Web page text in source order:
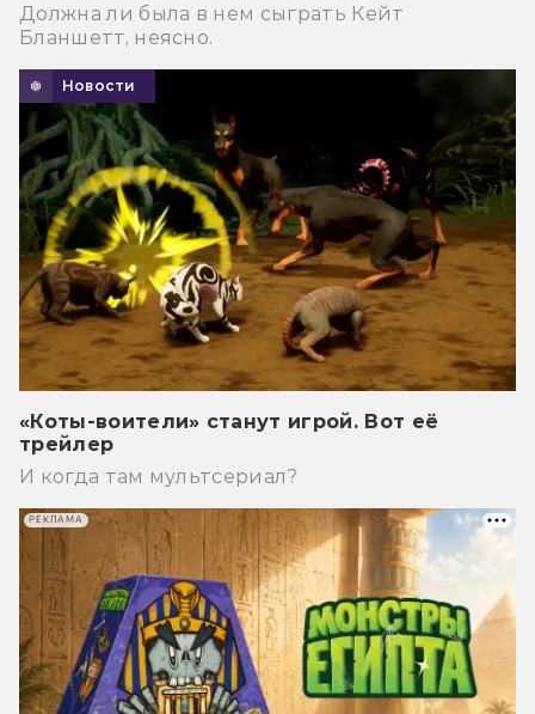
Должна ли была в нем сыграть Кейт
Бланшетт, неясно.
Новости
«Коты-воители» станут игрой. Вот её
трейлер
И когда там мультсериал?
РЕКЛАМА